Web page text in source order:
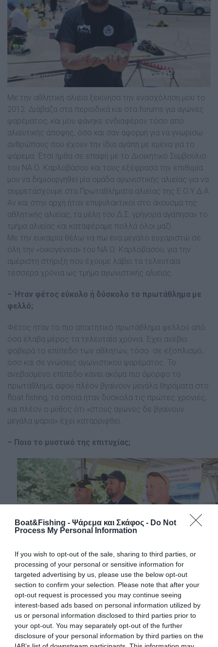
Boat&Fishing - Ψάρεμα και Σκάφος - Do Not
Process My Personal Information
If you wish to opt-out of the sale, sharing to third parties, or
processing of your personal or sensitive information for
targeted advertising by us, please use the below opt-out
section to confirm your selection. Please note that after your
opt-out request is processed you may continue seeing
interest-based ads based on personal information utilized by
us or personal information disclosed to third parties prior to
your opt-out. You may separately opt-out of the further
disclosure of your personal information by third parties on the
Με την αθλητική αλιεία ξεκίνησα την ενασχόληση µου το
2012. ∆ιάβαζα στα περιοδικά και στα forums για αγώνες
ψαρέµατος, και µου φάνηκε ενδιαφέρον τόσο από
αλιευτικής άποψης, όσο και σαν αφορµή για να γνωρίσω
ανθρώπους που έχουν την ίδια αγάπη µε εµένα για το
ψάρεµα. Έτσι ήρθα σε επαφή µε το ∆ιοικητικό Συµβούλιο
του ΝΑ.Ο. Καρλοβάσου και τους εξέφρασα την επιθυµία
µου να δηµιουργηθεί µία οµάδα αγωνιστικής αλιείας για να
συµµετάσχουµε στα Πρωταθλήµατα αλιείας της Ε.Ο.Υ.∆.Α.
Αν και στην αρχή ήταν επιφυλακτικοί στο άκουσµα της
αθλητικής αλιείας, τα µέλη του ∆.Σ. γρήγορα αγάπησαν το
τµήµα αλιείας και καταφέραµε πολλά όλοι µαζί.
Με την ευκαιρία θέλω να πω ένα µεγάλο ευχαριστώ σε
όλη την «οικογένεια» του ΝΑ.Ο. Καρλοβάσου, για την
αµέριστη στήριξη που έχουµε λάβει τα τελευταία
τέσσερα χρόνια ως τµήµα αγωνιστικής αλιείας.
– Ήταν φέτος εύκολο ή δύσκολο το πρωτάθληµα µε
φελλό;
Φέτος ήταν το πιο απαιτητικό πρωτάθληµα φελλού από
όσα έλαβα µέρος τα τελευταία χρόνια. Έχει ανέβει
φοβερά το επίπεδο των αθλητών, τόσο σε εξοπλισµό,
όσο και σε γνώσεις αγωνιστικού ψαρέµατος. Το
ανεβασµένο επίπεδο κάνει ακόµα πιο όµορφο το
πρωτάθληµα, αφού πλέον βγαίνουν µεγάλα θηράµατα στο
float fishing, τα οποία ήταν δύσκολα τις πρώτες χρονιές,
και πλέον ο µύθος ότι «στους αγώνες δε βγαίνουν
µεγάλα ψάρια» έχει καταρριφθεί.
– Ποιο το µυστικό της επιτυχίας;
Καταρχάς, δε θεωρώ ότι είµαι απαραίτητα καλύτερος
ψαράς από τους υπόλοιπους συναθλητές µου επειδή
κέρδισα το Πρωτάθληµα φέτος, µιας και η διαφορά µας
ήταν µικρή και πραγµατικά υπήρχαν αθλητές που ίσως
είχαν καλύτερο επίπεδο από το δικό µου. Αυτό που